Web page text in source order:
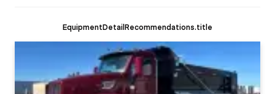
EquipmentDetailRecommendations.title